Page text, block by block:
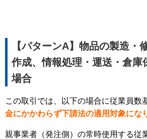
【パターンA】物品の製造・
作成、情報処理・運送・倉庫
場合
この取引では、以下の場合に従業員数
金にかかわらず下請法の適用対象にな
親事業者（発注側）の常時使用する従